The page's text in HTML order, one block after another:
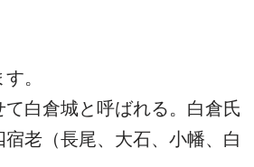
。
白倉城と呼ばれる。白倉氏
老（長尾、大石、小幡、白